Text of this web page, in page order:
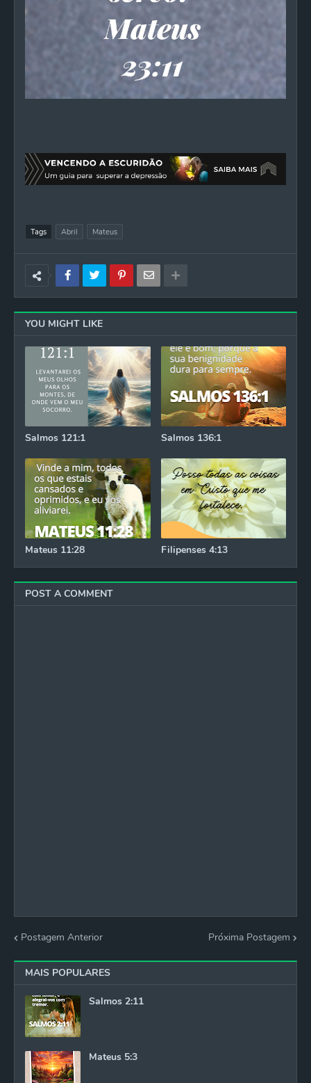
Tags Abril Mateus
YOU MIGHT LIKE
Salmos 121:1 Salmos 136:1
Mateus 11:28 Filipenses 4:13
POST A COMMENT
Postagem Anterior Próxima Postagem
MAIS POPULARES
Salmos 2:11
Mateus 5:3